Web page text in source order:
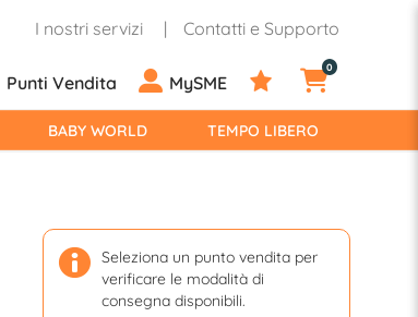
I nostri servizi Contatti e Supporto
Punti Vendita MySME
0
BABY WORLD TEMPO LIBERO
Seleziona un punto vendita per
verificare le modalità di
consegna disponibili.